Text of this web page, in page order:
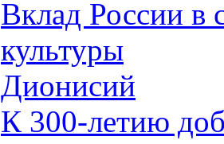
Вклад России в
культуры
Дионисий
К 300-летию